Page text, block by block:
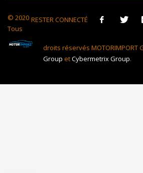
RESTER CONNECTÉ
© 2020
Tous
droits réservés MOTORIMPORT
Group etCybermetrix Group.